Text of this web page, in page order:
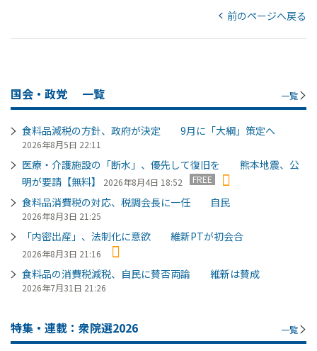
前のページへ戻る
国会・政党 一覧 一覧
食料品減税の方針、政府が決定 9月に「大綱」策定へ
2026年8月5日 22:11
医療・介護施設の「断水」、優先して復旧を 熊本地震、公
明が要請【無料】
2026年8月4日 18:52 FREE
食料品消費税の対応、税調会長に一任 自民
2026年8月3日 21:25
「内密出産」、法制化に意欲 維新PTが初会合
2026年8月3日 21:16
食料品の消費税減税、自民に賛否両論 維新は賛成
2026年7月31日 21:26
特集・連載：衆院選2026 一覧